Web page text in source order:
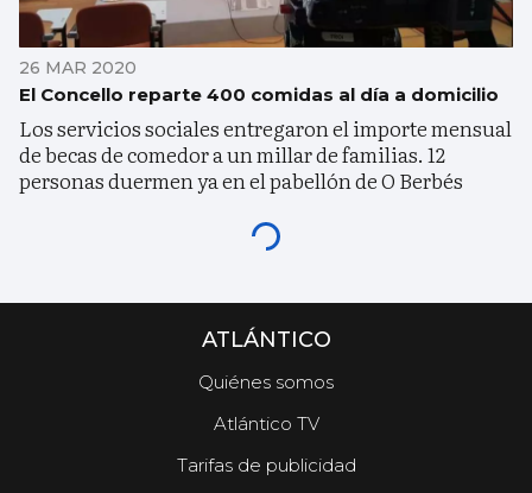
26 MAR 2020
El Concello reparte 400 comidas al día a domicilio
Los servicios sociales entregaron el importe mensual
de becas de comedor a un millar de familias. 12
personas duermen ya en el pabellón de O Berbés
ATLÁNTICO
Quiénes somos
Atlántico TV
Tarifas de publicidad